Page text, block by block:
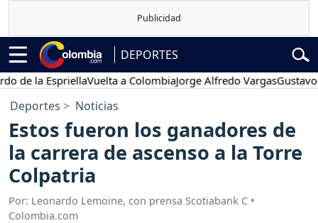
DEPORTES
la EspriellaVuelta a ColombiaJorge Alfredo VargasGustavo Petro
Deportes Noticias
Estos fueron los ganadores de
la carrera de ascenso a la Torre
Colpatria
Por: Leonardo Lemoine, con prensa Scotiabank C •
Colombia.com